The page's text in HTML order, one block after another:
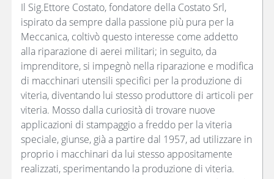
Il Sig.Ettore Costato, fondatore della Costato Srl,
ispirato da sempre dalla passione più pura per la
Meccanica, coltivò questo interesse come addetto
alla riparazione di aerei militari; in seguito, da
imprenditore, si impegnò nella riparazione e modifica
di macchinari utensili specifici per la produzione di
viteria, diventando lui stesso produttore di articoli per
viteria. Mosso dalla curiosità di trovare nuove
applicazioni di stampaggio a freddo per la viteria
speciale, giunse, già a partire dal 1957, ad utilizzare in
proprio i macchinari da lui stesso appositamente
realizzati, sperimentando la produzione di viteria.